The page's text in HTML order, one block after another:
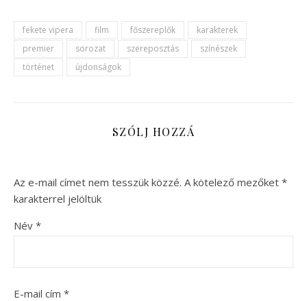
fekete vipera film főszereplők
karakterek
premier
sorozat szereposztás
színészek
történet
újdonságok
SZÓLJ HOZZÁ
Az e-mail címet nem tesszük közzé. A kötelező mezőket *
karakterrel jelöltük
Név *
E-mail cím *